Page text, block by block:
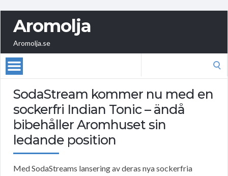
Aromolja
Aromolja.se
SodaStream kommer nu med en
sockerfri Indian Tonic – ändå
bibehåller Aromhuset sin
ledande position
Med SodaStreams lansering av deras nya sockerfria